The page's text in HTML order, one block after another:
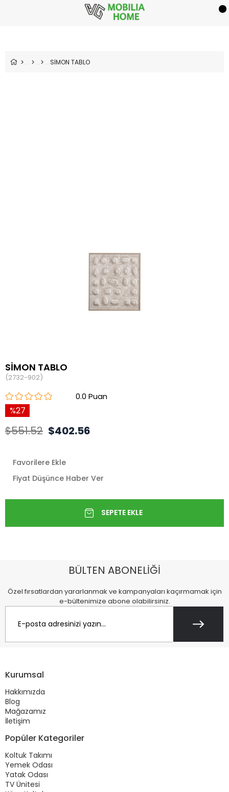
SİMON TABLO
SİMON TABLO
(2732-902)
0.0
27
$551.52 $402.56
Favorilere Ekle
Fiyat Düşünce Haber Ver
BÜLTEN ABONELİĞİ
Özel fırsatlardan yararlanmak ve kampanyaları kaçırmamak için
e-bültenimize abone olabilirsiniz.
Kurumsal
Hakkımızda
Blog
Mağazamız
İletişim
Popüler Kategoriler
Koltuk Takımı
Yemek Odası
Yatak Odası
TV Ünitesi